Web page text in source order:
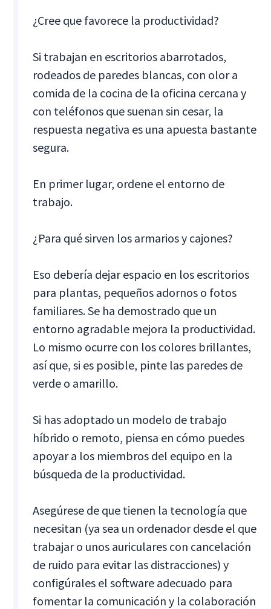
¿Cree que favorece la productividad?
Si trabajan en escritorios abarrotados,
rodeados de paredes blancas, con olor a
comida de la cocina de la oficina cercana y
con teléfonos que suenan sin cesar, la
respuesta negativa es una apuesta bastante
segura.
En primer lugar, ordene el entorno de
trabajo.
¿Para qué sirven los armarios y cajones?
Eso debería dejar espacio en los escritorios
para plantas, pequeños adornos o fotos
familiares. Se ha demostrado que un
entorno agradable mejora la productividad.
Lo mismo ocurre con los colores brillantes,
así que, si es posible, pinte las paredes de
verde o amarillo.
Si has adoptado un modelo de trabajo
híbrido o remoto, piensa en cómo puedes
apoyar a los miembros del equipo en la
búsqueda de la productividad.
Asegúrese de que tienen la tecnología que
necesitan (ya sea un ordenador desde el que
trabajar o unos auriculares con cancelación
de ruido para evitar las distracciones) y
configúrales el software adecuado para
fomentar la comunicación y la colaboración